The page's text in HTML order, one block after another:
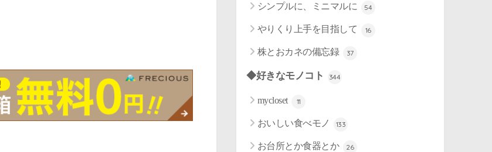
シンプルに、ミニマルに 54
やりくり上手を目指して 16
株とおカネの備忘録 37
◆好きなモノコト 344
mycloset 11
おいしい食べモノ 133
お台所とか食器とか 26